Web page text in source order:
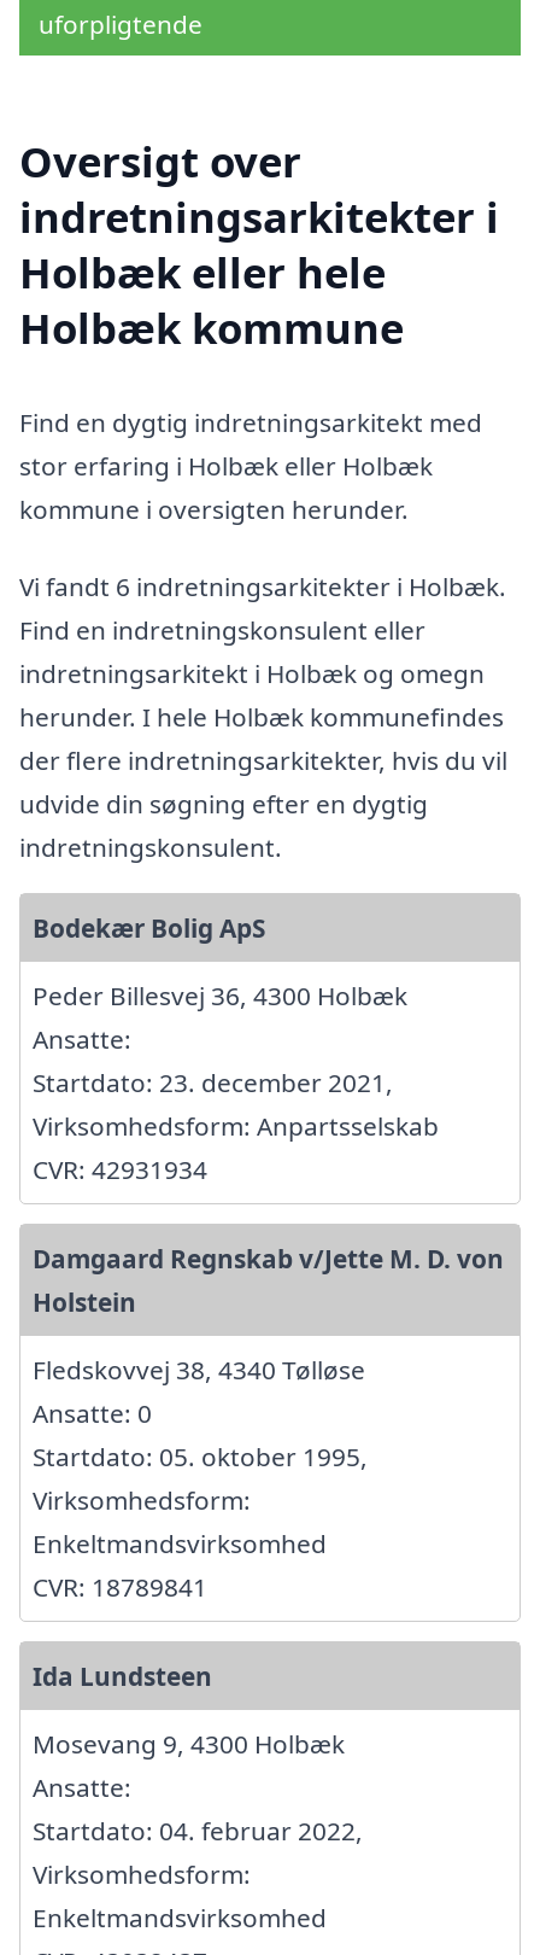
uforpligtende
Oversigt over
indretningsarkitekter i
Holbæk eller hele
Holbæk kommune
Find en dygtig indretningsarkitekt med
stor erfaring i Holbæk eller Holbæk
kommune i oversigten herunder.
Vi fandt 6 indretningsarkitekter i Holbæk.
Find en indretningskonsulent eller
indretningsarkitekt i Holbæk og omegn
herunder. I hele Holbæk kommunefindes
der flere indretningsarkitekter, hvis du vil
udvide din søgning efter en dygtig
indretningskonsulent.
Bodekær Bolig ApS
Peder Billesvej 36, 4300 Holbæk
Ansatte:
Startdato: 23. december 2021,
Virksomhedsform: Anpartsselskab
CVR: 42931934
Damgaard Regnskab v/Jette M. D. von
Holstein
Fledskovvej 38, 4340 Tølløse
Ansatte: 0
Startdato: 05. oktober 1995,
Virksomhedsform:
Enkeltmandsvirksomhed
CVR: 18789841
Ida Lundsteen
Mosevang 9, 4300 Holbæk
Ansatte:
Startdato: 04. februar 2022,
Virksomhedsform:
Enkeltmandsvirksomhed